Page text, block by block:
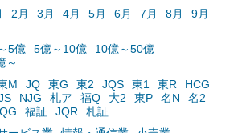
2月 3月 4月 5月 6月 7月 8月
9月
～5億 5億～10億
10億～50億
～
M JQ 東G 東2 JQS 東1 東R
HCG
NJG 札ア 福Q 大2 東P 名N
名2
福証 JQR
札証